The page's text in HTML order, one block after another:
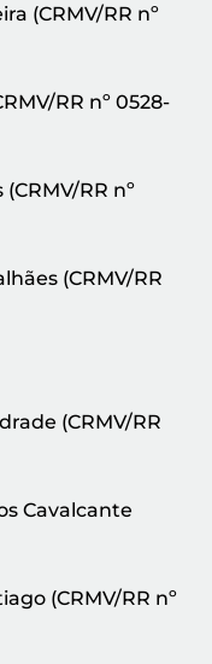
(CRMV/RR nº
RR nº 0528-
RR nº
(CRMV/RR
(CRMV/RR
Cavalcante
(CRMV/RR nº